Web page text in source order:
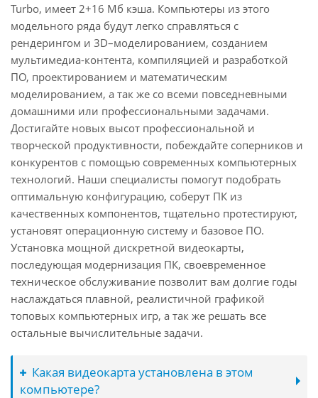
Turbo, имеет 2+16 Мб кэша. Компьютеры из этого
модельного ряда будут легко справляться с
рендерингом и 3D–моделированием, созданием
мультимедиа-контента, компиляцией и разработкой
ПО, проектированием и математическим
моделированием, а так же со всеми повседневными
домашними или профессиональными задачами.
Достигайте новых высот профессиональной и
творческой продуктивности, побеждайте соперников и
конкурентов с помощью современных компьютерных
технологий. Наши специалисты помогут подобрать
оптимальную конфигурацию, соберут ПК из
качественных компонентов, тщательно протестируют,
установят операционную систему и базовое ПО.
Установка мощной дискретной видеокарты,
последующая модернизация ПК, своевременное
техническое обслуживание позволит вам долгие годы
наслаждаться плавной, реалистичной графикой
топовых компьютерных игр, а так же решать все
остальные вычислительные задачи.
Какая видеокарта установлена в этом
компьютере?